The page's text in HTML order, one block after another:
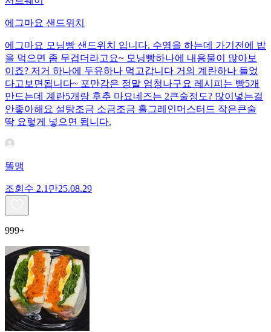
에그마요 샌드위치
에그마요 모닝빵 샌드위치 입니다. 수영을 하는데 가기전에 밥
을 먹으면 좀 무겁더라고요~ 모닝빵하나에 내용물이 많아보
이죠? 저거 하나에 두유하나 먹고갑니다 거의 계란하나 들었
다고보면됩니다~ 포만감은 정말 엄청나구요 레시피는 빵5개
만드는데 계란5개랑 후추 마요네즈는 2큰술정도? 많이넣는걸
안좋아해요 설탕조금 소금조금 홀그레인머스터드 작은큰술
딱 요렇게 넣으면 됩니다.
똘맹
조회수 2.1만25.08.29
999+